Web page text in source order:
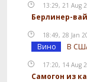
13:29, 21 Aug
Берлинер-
18:49, 28 Jan
Вино В
17:20, 14 Aug
Самогон из